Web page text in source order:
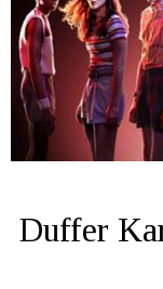
Duffer